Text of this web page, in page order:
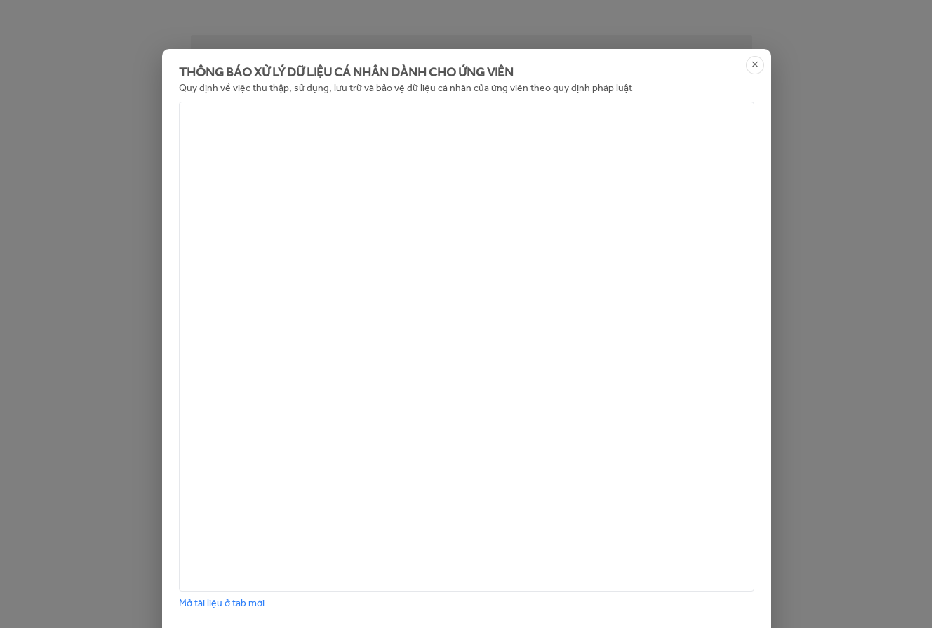
Tin không khả dụng (hoặc đã hết hạn). Mời bạn xem các tin tuyển dụng khác bằng cách bấm vào
đây
THÔNG BÁO XỬ LÝ DỮ LIỆU CÁ NHÂN DÀNH CHO ỨNG VIÊN
Quy định về việc thu thập, sử dụng, lưu trữ và bảo vệ dữ liệu cá nhân của ứng viên theo quy định pháp luật
Mở tài liệu ở tab mới